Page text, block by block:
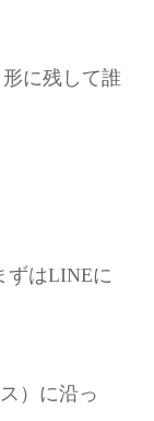
に残して誰
ずはLINEに
）に沿っ